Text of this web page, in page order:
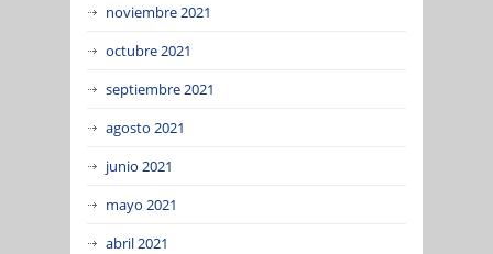
noviembre 2021
octubre 2021
septiembre 2021
agosto 2021
junio 2021
mayo 2021
abril 2021